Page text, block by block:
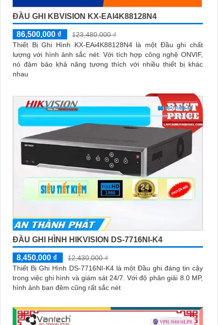
ĐẦU GHI KBVISION KX-EAI4K88128N4
86,500,000 ₫
123,480,000 ₫
Thiết Bị Ghi Hình KX-EAi4K88128N4 là một Đầu ghi chất
lượng với hình ảnh sắc nét. Với tích hợp công nghệ ONVIF,
nó đảm bảo khả năng tương thích với nhiều thiết bị khác
nhau
ĐẦU GHI HÌNH HIKVISION DS-7716NI-K4
8,450,000 ₫
12,430,000 ₫
Thiết Bị Ghi Hình DS-7716NI-K4 là một Đầu ghi đáng tin cậy
trong việc ghi hình và giám sát 24/7. Với độ phân giải 8.0 MP,
hình ảnh ban đêm cũng rất sắc nét